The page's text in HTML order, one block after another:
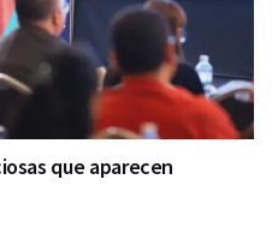
que aparecen